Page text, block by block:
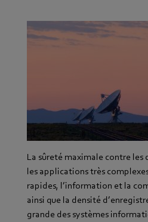
Les exigences de
d’informatique et de
d’augmenter, aussi bien pour
que pour les petites et les
La sûreté maximale contre les
les applications très
rapides, l’information et la
ainsi que la densité
grande des systèmes